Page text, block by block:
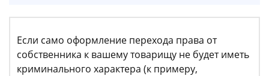
Если само оформление перехода права от
собственника к вашему товарищу не будет иметь
криминального характера (к примеру,